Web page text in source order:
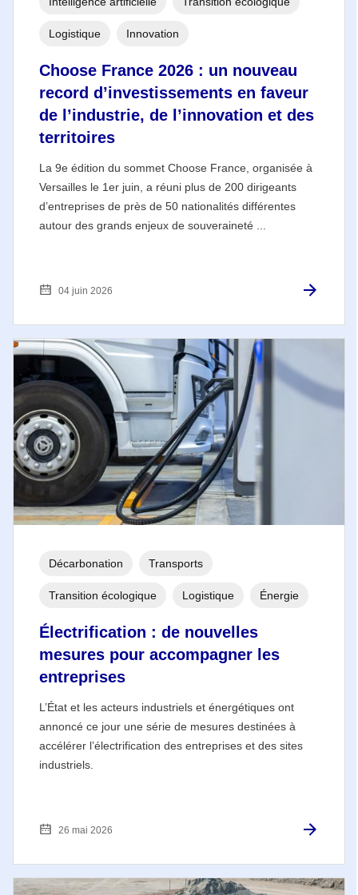
Choose France 2026 : un nouveau
record d’investissements en faveur
de l’industrie, de l’innovation et des
territoires
La 9e édition du sommet Choose France, organisée à
Versailles le 1er juin, a réuni plus de 200 dirigeants
d’entreprises de près de 50 nationalités différentes
autour des grands enjeux de souveraineté ...
Logistique Innovation
04 juin 2026
Électrification : de nouvelles
mesures pour accompagner les
entreprises
L’État et les acteurs industriels et énergétiques ont
annoncé ce jour une série de mesures destinées à
accélérer l’électrification des entreprises et des sites
industriels.
Décarbonation Transports
Transition écologique Logistique Énergie
26 mai 2026